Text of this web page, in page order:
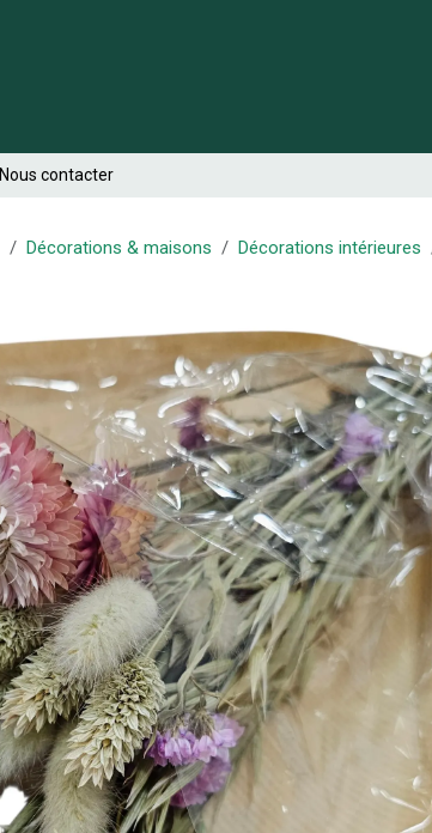
Nous contacter
Décorations & maisons Décorations intérieures